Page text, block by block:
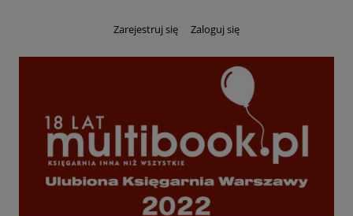
Zarejestruj się Zaloguj się